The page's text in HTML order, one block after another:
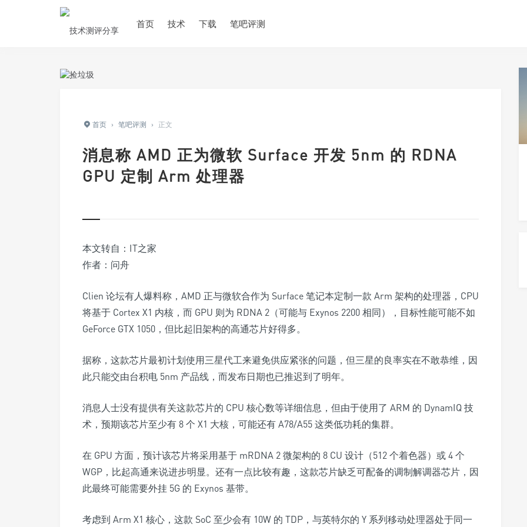
首页 技术 下载 笔吧评测
首页 › 笔吧评测 › 正文
消息称 AMD 正为微软 Surface 开发 5nm 的 RDNA
GPU 定制 Arm 处理器
本文转自：IT之家
作者：问舟
Clien 论坛有人爆料称，AMD 正与微软合作为 Surface 笔记本定制一款 Arm 架构的处理器，CPU
将基于 Cortex X1 内核，而 GPU 则为 RDNA 2（可能与 Exynos 2200 相同），目标性能可能不如
GeForce GTX 1050，但比起旧架构的高通芯片好得多。
据称，这款芯片最初计划使用三星代工来避免供应紧张的问题，但三星的良率实在不敢恭维，因
此只能交由台积电 5nm 产品线，而发布日期也已推迟到了明年。
消息人士没有提供有关这款芯片的 CPU 核心数等详细信息，但由于使用了 ARM 的 DynamIQ 技
术，预期该芯片至少有 8 个 X1 大核，可能还有 A78/A55 这类低功耗的集群。
在 GPU 方面，预计该芯片将采用基于 mRDNA 2 微架构的 8 CU 设计（512 个着色器）或 4 个
WGP，比起高通来说进步明显。还有一点比较有趣，这款芯片缺乏可配备的调制解调器芯片，因
此最终可能需要外挂 5G 的 Exynos 基带。
考虑到 Arm X1 核心，这款 SoC 至少会有 10W 的 TDP，与英特尔的 Y 系列移动处理器处于同一